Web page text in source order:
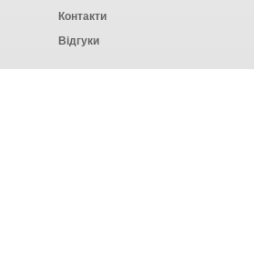
Контакти
Відгуки